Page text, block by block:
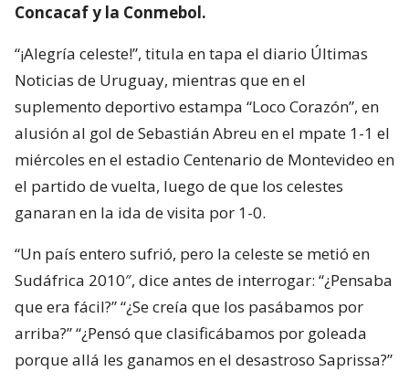
Concacaf y la Conmebol.
“¡Alegría celeste!”, titula en tapa el diario Últimas
Noticias de Uruguay, mientras que en el
suplemento deportivo estampa “Loco Corazón”, en
alusión al gol de Sebastián Abreu en el mpate 1-1 el
miércoles en el estadio Centenario de Montevideo en
el partido de vuelta, luego de que los celestes
ganaran en la ida de visita por 1-0.
“Un país entero sufrió, pero la celeste se metió en
Sudáfrica 2010″, dice antes de interrogar: “¿Pensaba
que era fácil?” “¿Se creía que los pasábamos por
arriba?” “¿Pensó que clasificábamos por goleada
porque allá les ganamos en el desastroso Saprissa?”